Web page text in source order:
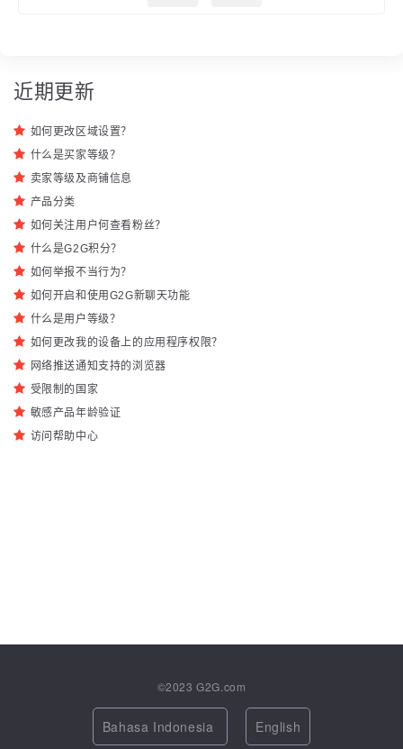
近期更新
如何更改区域设置？
什么是买家等级？
卖家等级及商铺信息
产品分类
如何关注用户何查看粉丝？
什么是G2G积分？
如何举报不当行为？
如何开启和使用G2G新聊天功能
什么是用户等级？
如何更改我的设备上的应用程序权限？
网络推送通知支持的浏览器
受限制的国家
敏感产品年龄验证
访问帮助中心
©2023G2G.com
Bahasa Indonesia English